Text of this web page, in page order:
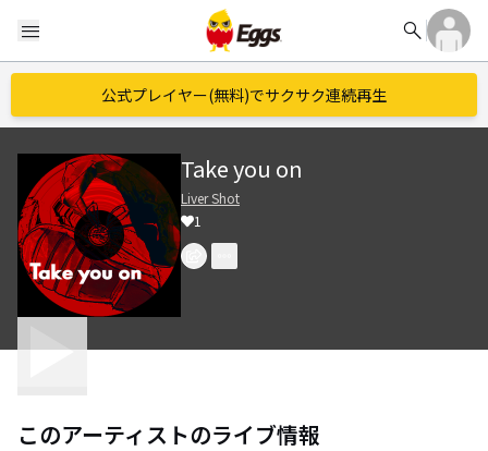
menu search
公式プレイヤー(無料)でサクサク連続再生
Take you on
Liver Shot
1
このアーティストのライブ情報